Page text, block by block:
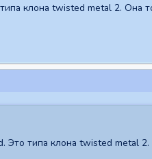
клона twisted metal 2. Она
Это типа клона twisted metal 2.